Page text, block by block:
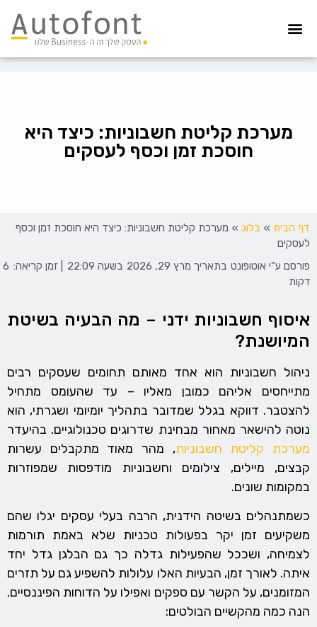
מערכת קליטת חשבוניות: כיצד היא
חוסכת זמן וכסף לעסקים
דף הבית » בלוג » מערכת קליטת חשבוניות: כיצד היא חוסכת זמן וכסף
לעסקים
פורסם ע"י אוטופונט בתאריך מרץ 29, 2026 בשעה | זמן קריאה: 6
דקות
איסוף חשבוניות ידני – מה הבעיה בשיטת
המיושנת?
ניהול חשבוניות הוא אחד מאותם תחומים שעסקים רבים
מתייחסים אליהם כמובן מאליו – עד שהעומס מתחיל
להצטבר. דווקא בגלל שמדובר בתהליך יומיומי ושגרתי, הוא
נוטה להישאר מאחור מבחינת שדרוגים טכנולוגיים. בהיעדר
מערכת קליטת חשבוניות, מהר מאוד מתקבלים עשרות
קבצים, מיילים, צילומים וחשבוניות מודפסות שמפוזרות
במקומות שונים.
כשמתנהלים בשיטה הידנית, הרבה בעלי עסקים יגלו שהם
משקיעים זמן יקר בפעולות טכניות שלא באמת תורמות
לצמיחה, ושככל שהפעילות גדלה כך גם הבלגן גדל יחד
איתה. לאורך זמן, הבעיות האלו עלולות להשפיע גם על תזרים
המזומנים, על הקשר עם ספקים ואפילו על הדוחות הפיננסיים.
הנה כמה מהקשיים הבולטים: